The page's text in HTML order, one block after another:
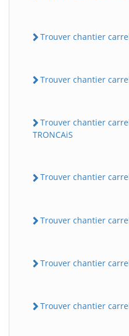
Trouver chantier
Trouver chantier
Trouver chantier
TRONCAiS
Trouver chantier
Trouver chantier
Trouver chantier
Trouver chantier